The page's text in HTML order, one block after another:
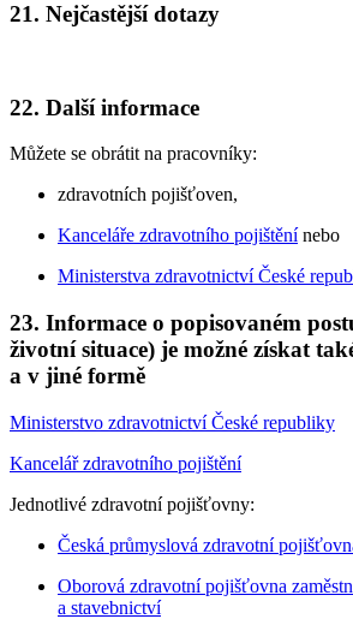
21. Nejčastější dotazy
22. Další informace
Můžete se obrátit na pracovníky:
zdravotních pojišťoven,
Kanceláře zdravotního pojištěnínebo
Ministerstva zdravotnictví České
23. Informace o popisovaném
životní situace) je možné získat
a v jiné formě
Ministerstvo zdravotnictví České republiky
Kancelář zdravotního pojištění
Jednotlivé zdravotní pojišťovny:
Česká průmyslová zdravotní
Oborová zdravotní pojišťovna
a stavebnictví